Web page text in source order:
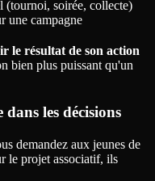
(tournoi, soirée, collecte)
une campagne
le résultat de son action
bien plus puissant qu'un
les décisions
demandez aux jeunes de
le projet associatif, ils